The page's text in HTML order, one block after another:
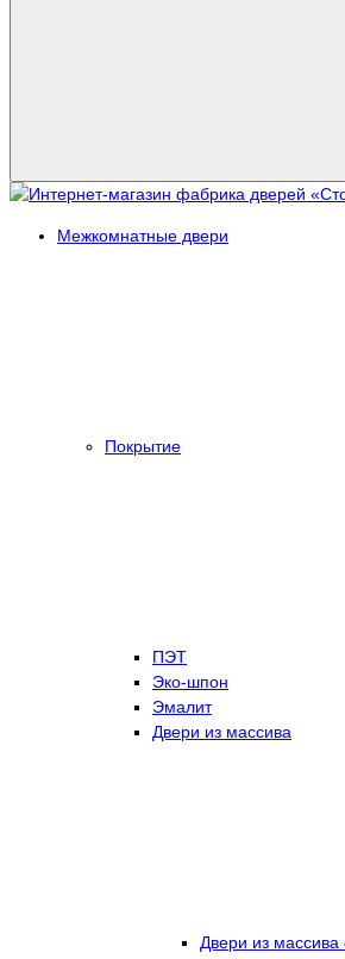
Межкомнатные двери
Покрытие
ПЭТ
Эко-шпон
Эмалит
Двери из массива
Двери из массива